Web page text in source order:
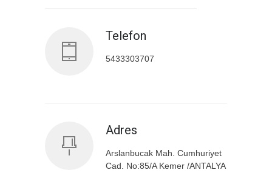
Telefon
5433303707
Adres
Arslanbucak Mah. Cumhuriyet
Cad. No:85/A Kemer /ANTALYA